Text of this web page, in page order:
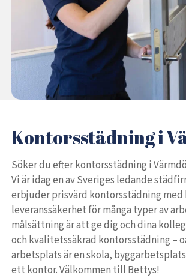
Kontorsstädning i
Söker du efter kontorsstädning i
Vi är idag en av Sveriges ledande
erbjuder prisvärd kontorsstädning
leveranssäkerhet för många typer av
målsättning är att ge dig och dina
och kvalitetssäkrad kontorsstädning –
arbetsplats är en skola,
ett kontor. Välkommen till Bettys!